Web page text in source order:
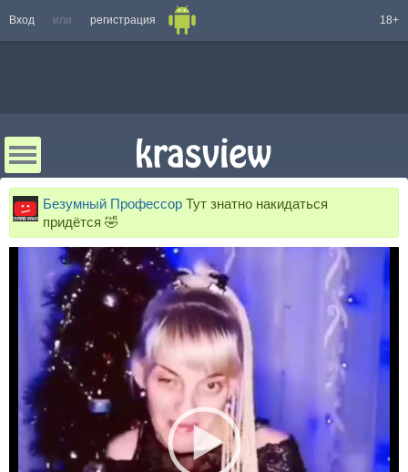
Вход или регистрация 18+
Безумный Профессор Тут знатно накидаться
придётся 🤣